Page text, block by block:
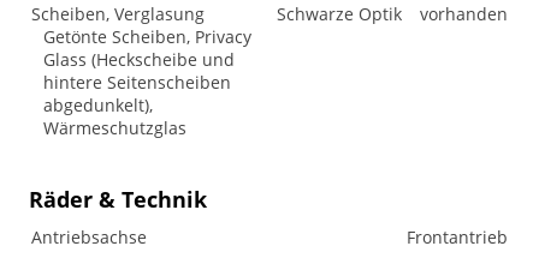
Scheiben, Verglasung
Getönte Scheiben, Privacy
Glass (Heckscheibe und
hintere Seitenscheiben
abgedunkelt),
Wärmeschutzglas
Schwarze Optik vorhanden
Räder & Technik
Antriebsachse
Frontantrieb